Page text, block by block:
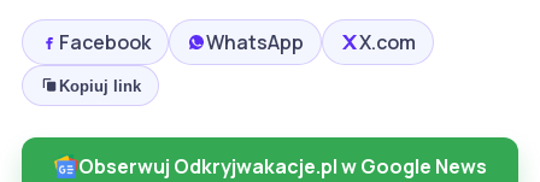
Facebook WhatsApp X.com
Kopiuj link
Obserwuj Odkryjwakacje.pl w Google News